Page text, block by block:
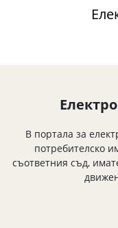
В портала за
потребителско
съответния съд,